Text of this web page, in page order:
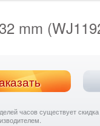
mm
часов существует